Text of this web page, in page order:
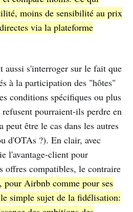
moins de sensibilité au prix
via la plateforme
aussi s'interroger sur le fait que
à la participation des "hôtes"
conditions spécifiques ou plus
pourraient-ils perdre en
peut être le cas dans les autres
d'OTAs ?). En clair, avec
l'avantage-client pour
offres compatibles, le contraire
pour Airbnb comme pour ses
simple sujet de la fidélisation: